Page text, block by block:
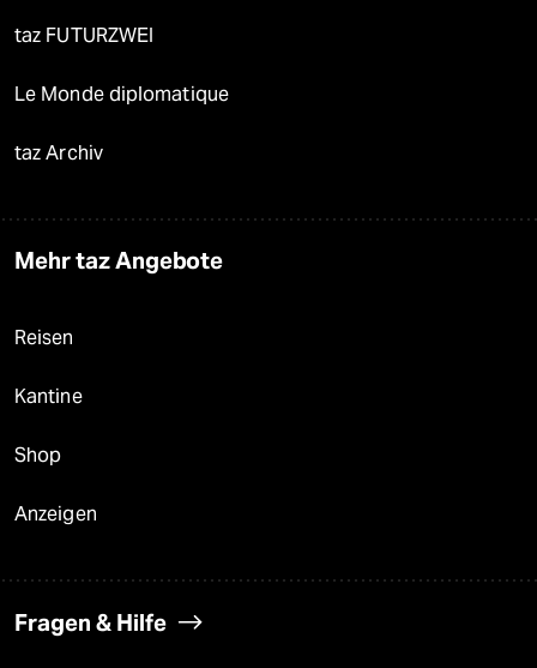
taz FUTURZWEI
Le Monde diplomatique
taz Archiv
Mehr taz Angebote
Reisen
Kantine
Shop
Anzeigen
Fragen & Hilfe